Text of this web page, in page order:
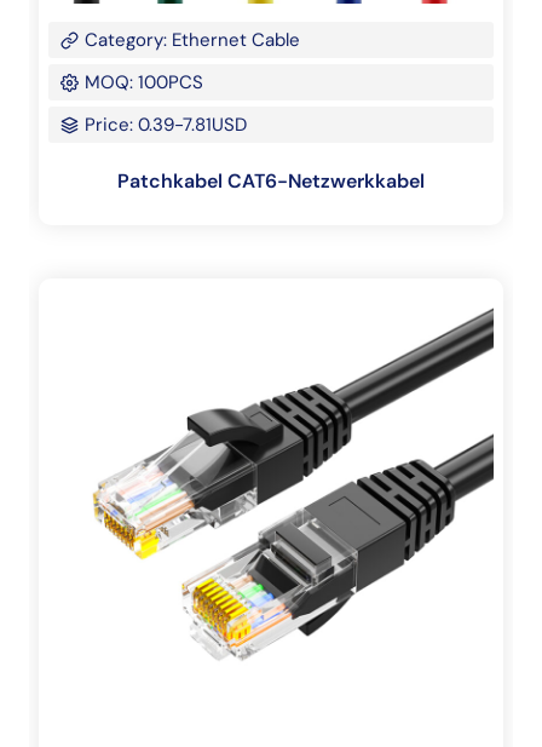
Category: Ethernet Cable
MOQ: 100PCS
Price: 0.39-7.81USD
Patchkabel CAT6-Netzwerkkabel